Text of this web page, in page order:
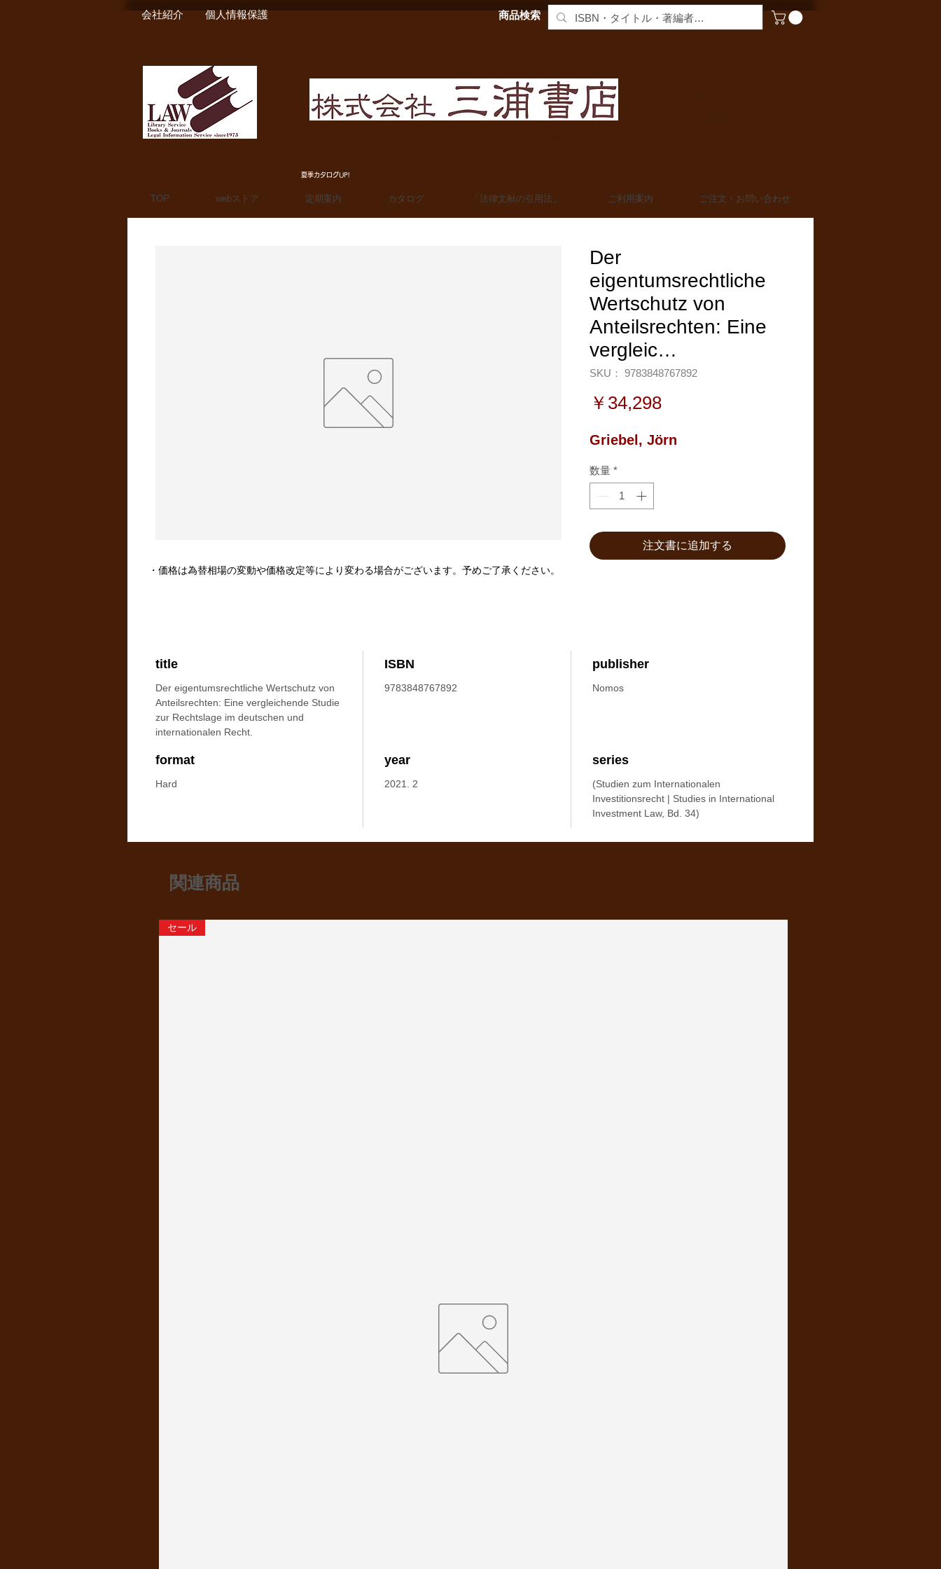
会社紹介 個人情報保護 商品検索
夏季カタログUP!
TOP webストア 定期案内 カタログ 「法律文献の引用法」 ご利用案内 ご注文・お問い合わせ
Der
eigentumsrechtliche
Wertschutz von
Anteilsrechten: Eine
vergleic…
SKU： 9783848767892
￥34,298価
Griebel, Jörn
数量 *
注文書に追加する
title
Der eigentumsrechtliche Wertschutz von
Anteilsrechten: Eine vergleichende Studie
zur Rechtslage im deutschen und
internationalen Recht.
ISBN
9783848767892
publisher
Nomos
format
Hard
year
2021. 2
series
(Studien zum Internationalen
Investitionsrecht | Studies in International
Investment Law, Bd. 34)
・価格は為替相場の変動や価格改定等により変わる場合がございます。予めご了承ください。
関連商品
セール